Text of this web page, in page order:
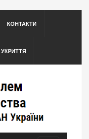
КОНТАКТИ